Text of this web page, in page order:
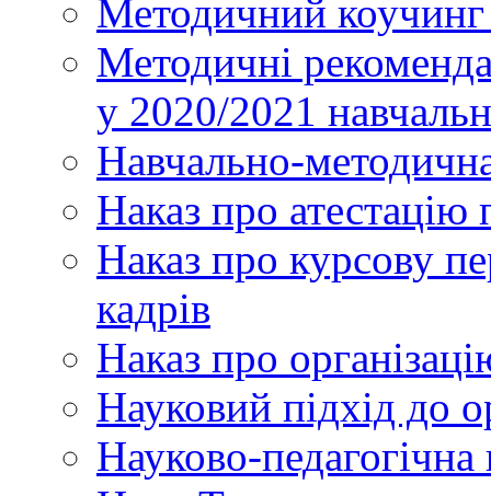
Методичний
Методичні
у 2020/2021
Навчально-
Наказ про атестацію
Наказ про курсову
кадрів
Наказ про
Науковий підхід до
Науково-